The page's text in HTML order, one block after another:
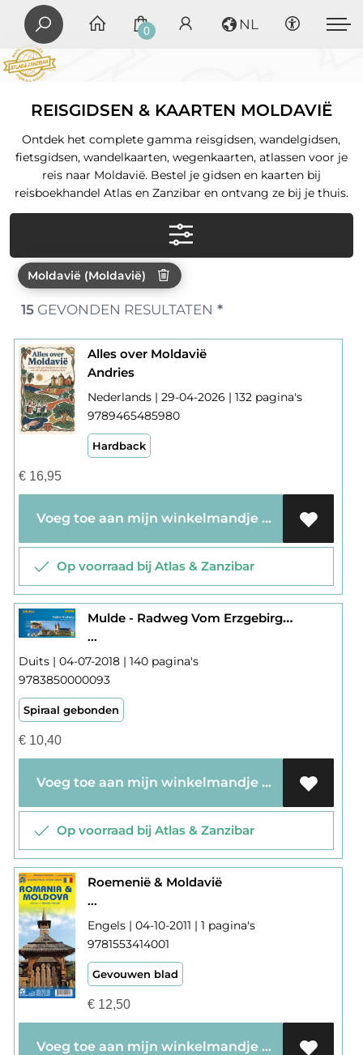
0 NL
REISGIDSEN & KAARTEN MOLDAVIË
Ontdek het complete gamma reisgidsen, wandelgidsen,
fietsgidsen, wandelkaarten, wegenkaarten, atlassen voor je
reis naar Moldavië. Bestel je gidsen en kaarten bij
reisboekhandel Atlas en Zanzibar en ontvang ze bij je thuis.
Moldavië (Moldavië)
15GEVONDEN RESULTATEN *
Alles over Moldavië
Andries
Nederlands | 29-04-2026 | 132 pagina's
9789465485980
Hardback
€16,95
Voeg toe aan mijn winkelmandje
Op voorraad bij Atlas & Zanzibar
Mulde - Radweg Vom Erzgebirge nach Dessau
...
Duits | 04-07-2018 | 140 pagina's
9783850000093
Spiraal gebonden
€10,40
Voeg toe aan mijn winkelmandje
Op voorraad bij Atlas & Zanzibar
Roemenië & Moldavië
...
Engels | 04-10-2011 | 1 pagina's
9781553414001
Gevouwen blad
€12,50
Voeg toe aan mijn winkelmandje